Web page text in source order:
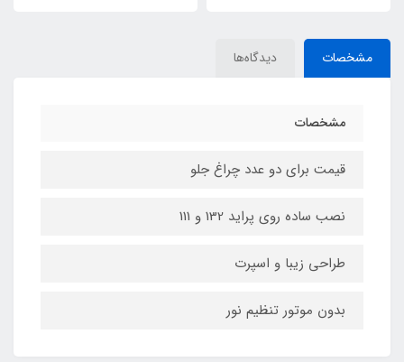
مشخصات دیدگاه‌ها
مشخصات
قیمت برای دو عدد چراغ جلو
نصب ساده روی پراید 132 و 111
طراحی زیبا و اسپرت
بدون موتور تنظیم نور